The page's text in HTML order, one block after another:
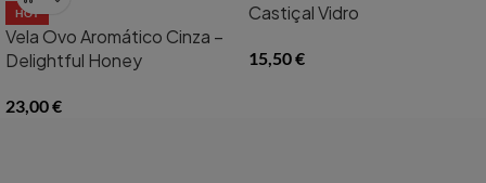
HOT
Vela Ovo Aromático Cinza –
Delightful Honey
23,00€
Castiçal Vidro
15,50€